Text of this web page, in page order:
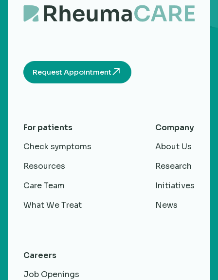
Request Appointment
For patients
Check symptoms
Resources
Care Team
What We Treat
Company
About Us
Research
Initiatives
News
Careers
Job Openings